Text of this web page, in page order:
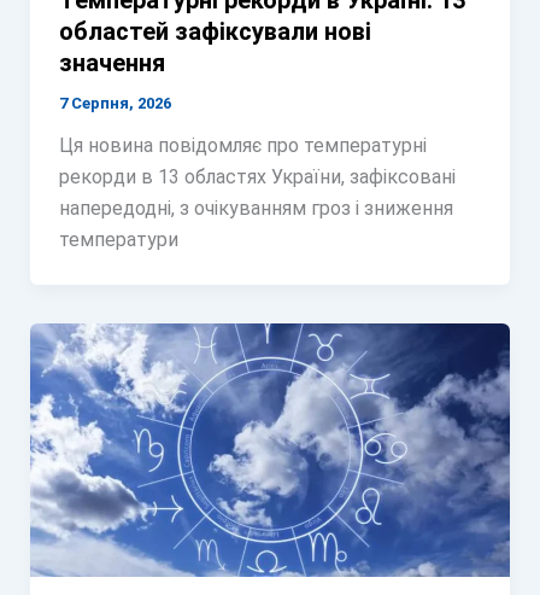
областей зафіксували нові
значення
7 Серпня, 2026
Ця новина повідомляє про температурні
рекорди в 13 областях України, зафіксовані
напередодні, з очікуванням гроз і зниження
температури